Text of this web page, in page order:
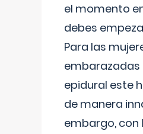
el momento
debes
Para las
embarazadas
epidural este
de manera
embargo, con